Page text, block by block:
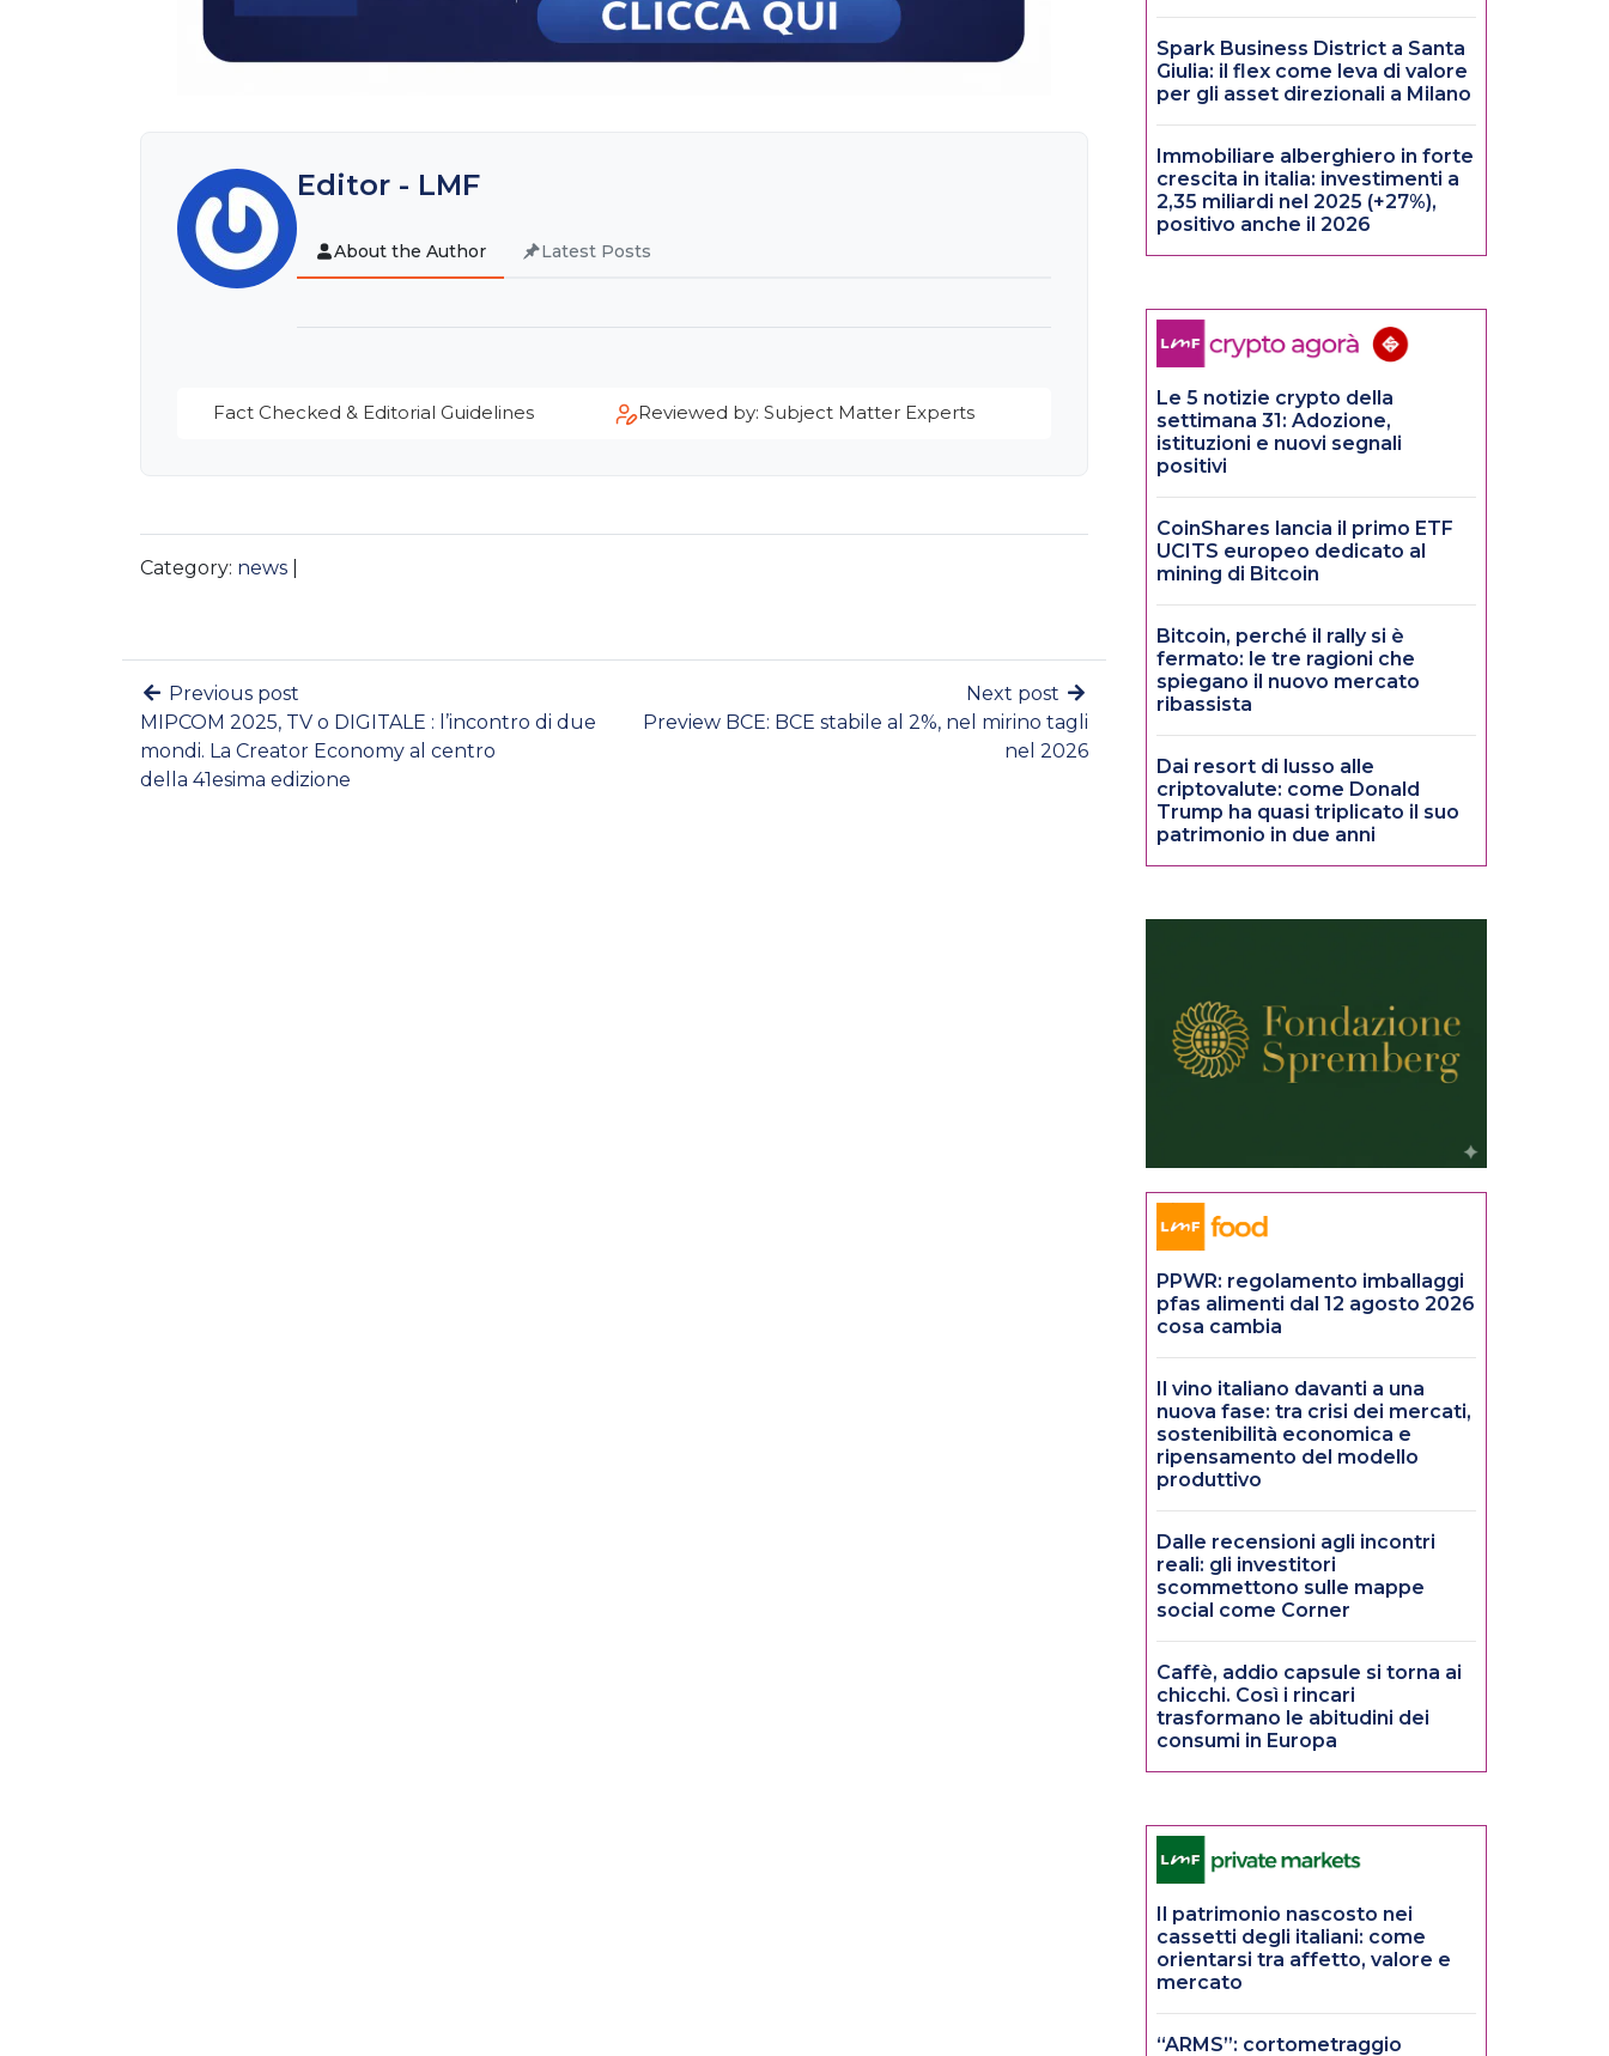
Editor - LMF
About the Author Latest Posts
Fact Checked & Editorial Guidelines Reviewed by: Subject Matter Experts
Category: news
Previous post
MIPCOM 2025, TV o DIGITALE : l’incontro di due
mondi. La Creator Economy al centro
della 41esima edizione
Next post
Preview BCE: BCE stabile al 2%, nel mirino tagli
nel 2026
Spark Business District a Santa
Giulia: il flex come leva di valore
per gli asset direzionali a Milano
Immobiliare alberghiero in forte
crescita in italia: investimenti a
2,35 miliardi nel 2025 (+27%),
positivo anche il 2026
Le 5 notizie crypto della
settimana 31: Adozione,
istituzioni e nuovi segnali
positivi
CoinShares lancia il primo ETF
UCITS europeo dedicato al
mining di Bitcoin
Bitcoin, perché il rally si è
fermato: le tre ragioni che
spiegano il nuovo mercato
ribassista
Dai resort di lusso alle
criptovalute: come Donald
Trump ha quasi triplicato il suo
patrimonio in due anni
PPWR: regolamento imballaggi
pfas alimenti dal 12 agosto 2026
cosa cambia
Il vino italiano davanti a una
nuova fase: tra crisi dei mercati,
sostenibilità economica e
ripensamento del modello
produttivo
Dalle recensioni agli incontri
reali: gli investitori
scommettono sulle mappe
social come Corner
Caffè, addio capsule si torna ai
chicchi. Così i rincari
trasformano le abitudini dei
consumi in Europa
Il patrimonio nascosto nei
cassetti degli italiani: come
orientarsi tra affetto, valore e
mercato
“ARMS”: cortometraggio